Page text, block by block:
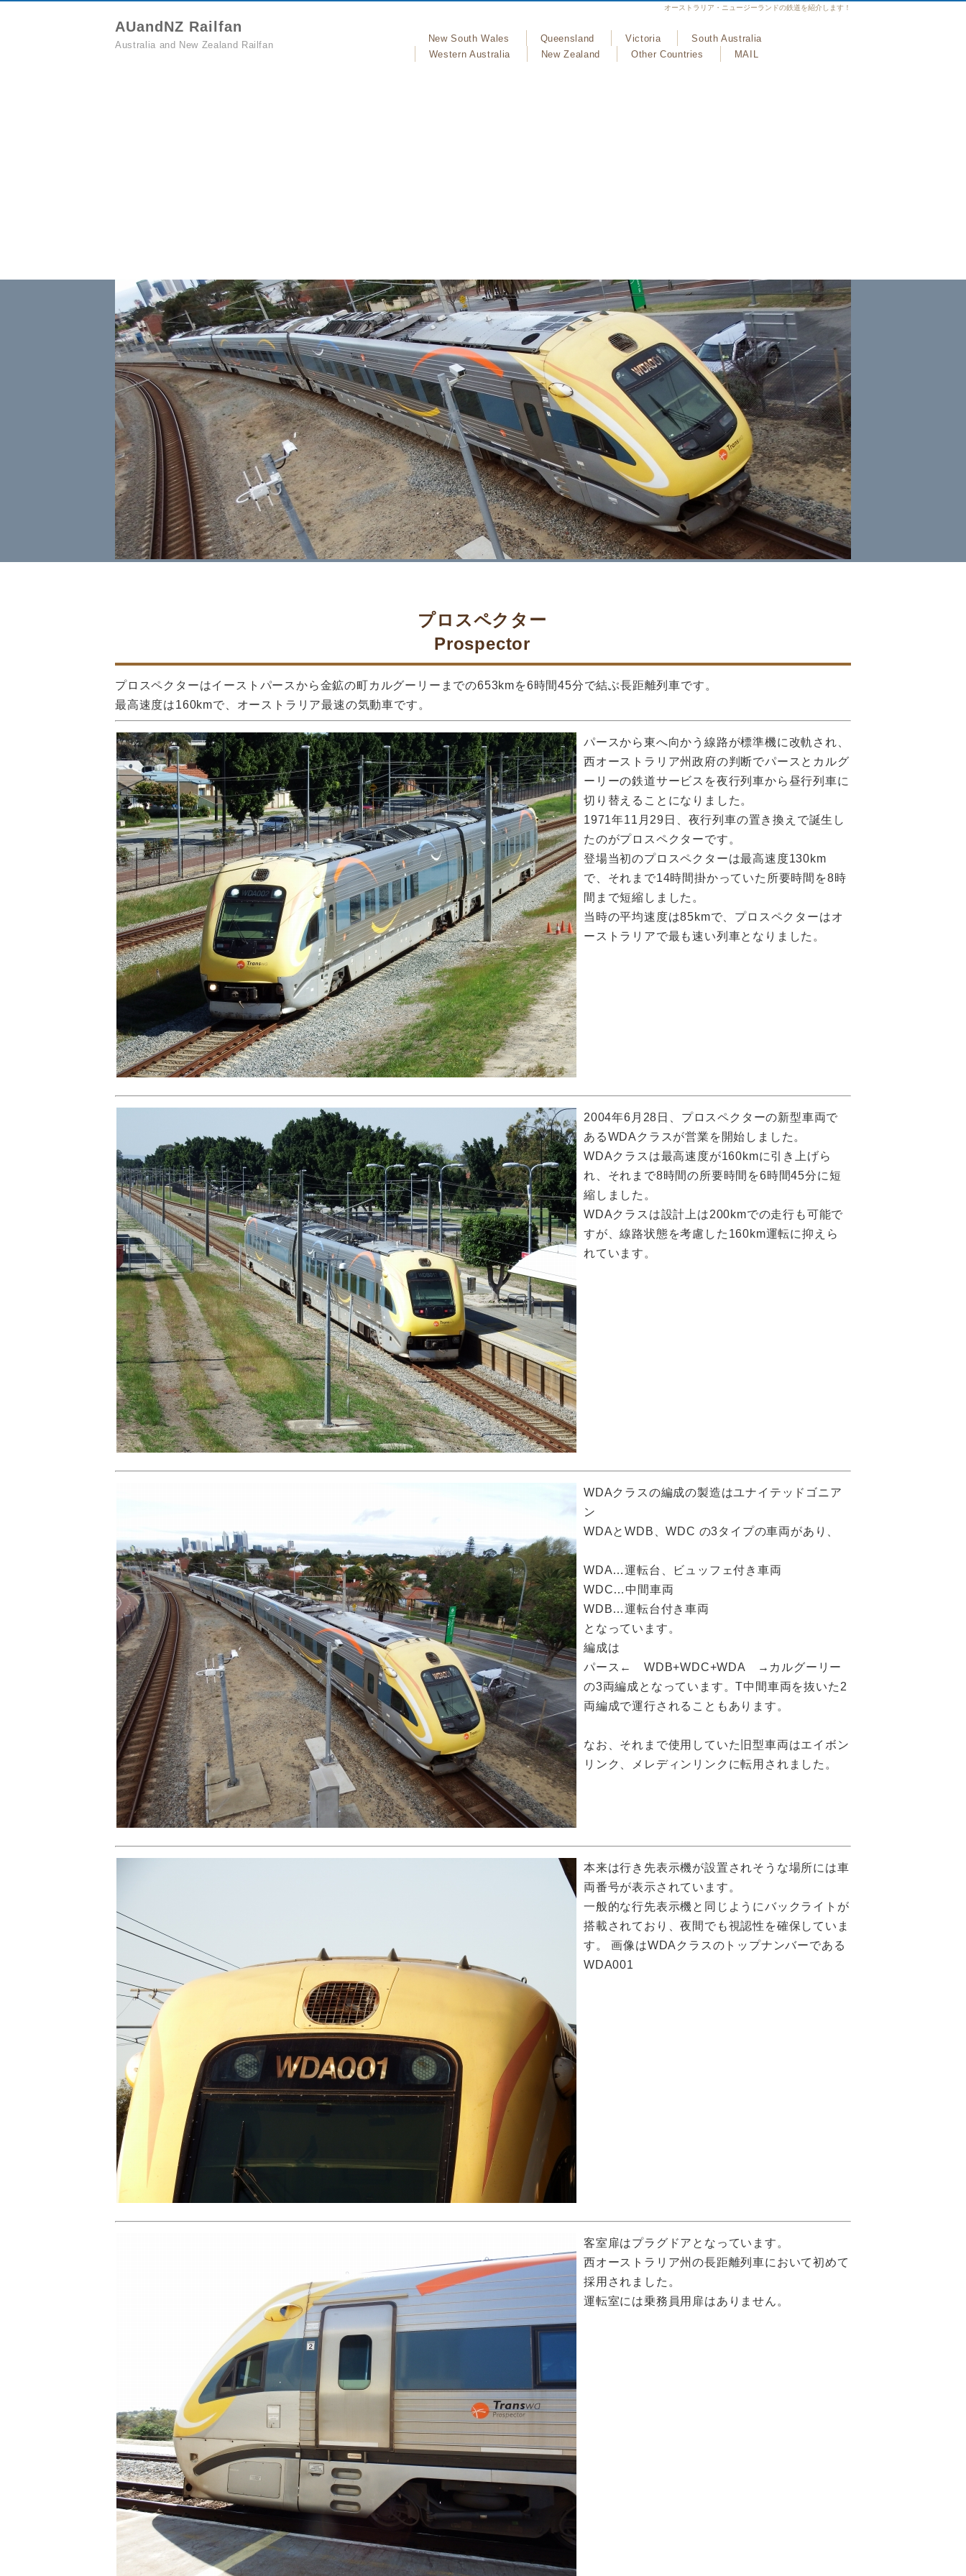
オーストラリア・ニュージーランドの鉄道を紹介します！
AUandNZ Railfan
Australia and New Zealand Railfan
New South Wales Queensland Victoria
South Australia
Western Australia
New Zealand Other Countries MAIL
プロスペクター
Prospector
プロスペクターはイーストパースから金鉱の町カルグーリーまでの653kmを6時間45分で結ぶ長距離列車です。
最高速度は160kmで、オーストラリア最速の気動車です。
パースから東へ向かう線路が標準機に改軌され、
西オーストラリア州政府の判断でパースとカルグ
ーリーの鉄道サービスを夜行列車から昼行列車に
切り替えることになりました。
1971年11月29日、夜行列車の置き換えで誕生し
たのがプロスペクターです。
登場当初のプロスペクターは最高速度130km
で、それまで14時間掛かっていた所要時間を8時
間まで短縮しました。
当時の平均速度は85kmで、プロスペクターはオ
ーストラリアで最も速い列車となりました。
2004年6月28日、プロスペクターの新型車両で
あるWDAクラスが営業を開始しました。
WDAクラスは最高速度が160kmに引き上げら
れ、それまで8時間の所要時間を6時間45分に短
縮しました。
WDAクラスは設計上は200kmでの走行も可能で
すが、線路状態を考慮した160km運転に抑えら
れています。
WDAクラスの編成の製造はユナイテッドゴニア
ン
WDAとWDB、WDC の3タイプの車両があり、
WDA…運転台、ビュッフェ付き車両
WDC…中間車両
WDB…運転台付き車両
となっています。
編成は
パース← WDB+WDC+WDA →カルグーリー
の3両編成となっています。T中間車両を抜いた2
両編成で運行されることもあります。
なお、それまで使用していた旧型車両はエイボン
リンク、メレディンリンクに転用されました。
本来は行き先表示機が設置されそうな場所には車
両番号が表示されています。
一般的な行先表示機と同じようにバックライトが
搭載されており、夜間でも視認性を確保していま
す。 画像はWDAクラスのトップナンバーである
WDA001
客室扉はプラグドアとなっています。
西オーストラリア州の長距離列車において初めて
採用されました。
運転室には乗務員用扉はありません。